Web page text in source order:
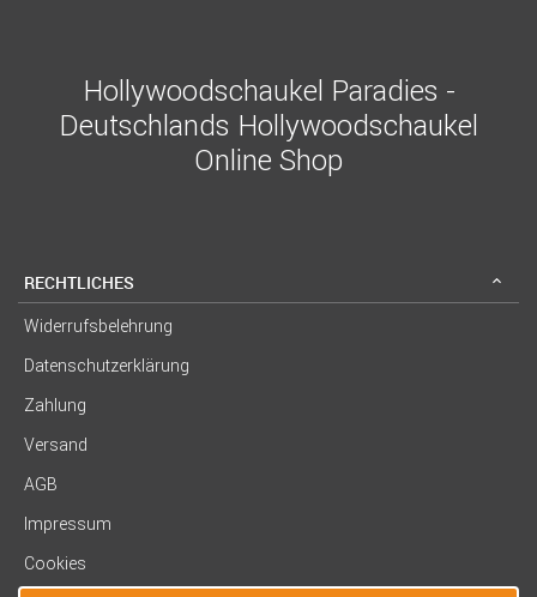
Hollywoodschaukel Paradies -
Deutschlands Hollywoodschaukel
Online Shop
RECHTLICHES
Widerrufsbelehrung
Datenschutzerklärung
Zahlung
Versand
AGB
Impressum
Cookies